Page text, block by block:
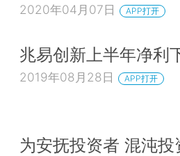
2020年04月07日 APP打开
兆易创新上半年净利
2019年08月28日 APP打开
为安抚投资者 混沌